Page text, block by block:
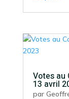
Votes au
13 avril
par